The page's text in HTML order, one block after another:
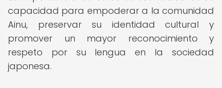
capacidad para empoderar a la comunidad
Ainu, preservar su identidad cultural y
promover un mayor reconocimiento y
respeto por su lengua en la sociedad
japonesa.